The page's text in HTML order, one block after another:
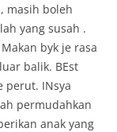
masih boleh
yang susah .
byk je rasa
balik. BEst
perut. INsya
permudahkan
anak yang